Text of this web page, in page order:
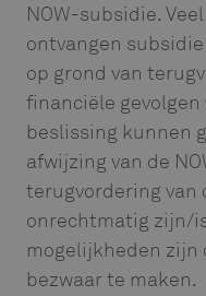
NOW-subsidie.
ontvangen
op grond van
financiële
beslissing kunnen
afwijzing van de
terugvordering van
onrechtmatig zijn/
mogelijkheden zijn
bezwaar te maken.